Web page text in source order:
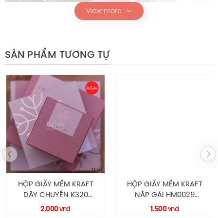
Hộp giấy toner MP008
Thông Số Kỹ Thuật
Mô tả
View more
SẢN PHẨM TƯƠNG TỰ
HỘP GIẤY MỀM KRAFT
DÂY CHUYỀN K320
HM0016 RECOLOR
2.000vnd
HỘP GIẤY MỀM KRAFT
NẮP GÀI HM0029
RECOLOR
1.500vnd